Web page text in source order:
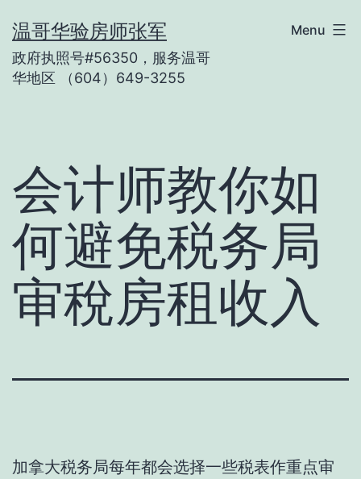
to
content
温哥华验房师张军
政府执照号#56350，服务温哥
华地区 （604）649-3255
Menu
会计师教你如
何避免税务局
审稅房租收入
加拿大税务局每年都会选择一些税表作重点审